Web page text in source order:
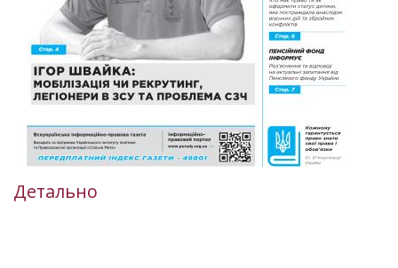
Детально